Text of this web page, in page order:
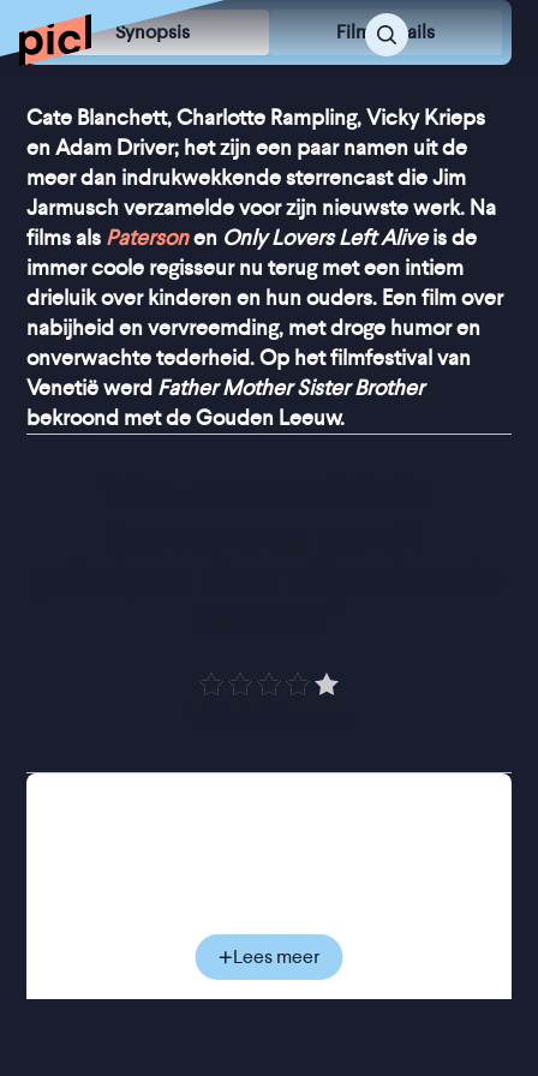
Synopsis Film Details
Cate Blanchett, Charlotte Rampling, Vicky Krieps
en Adam Driver; het zijn een paar namen uit de
meer dan indrukwekkende sterrencast die Jim
Jarmusch verzamelde voor zijn nieuwste werk. Na
films als Paterson en Only Lovers Left Aliveis de
immer coole regisseur nu terug met een intiem
drieluik over kinderen en hun ouders. Een film over
nabijheid en vervreemding, met droge humor en
onverwachte tederheid. Op het filmfestival van
Venetië werd Father Mother Sister Brother
bekroond met de Gouden Leeuw.
In het eerste deel reist een zoon samen met zijn zus
jeugd en en complexe relatie met hun moeder. In
, het laatste deel, bezoeken een zus
en haar broer hun ouderlijk huis na het overlijden
Lees meer